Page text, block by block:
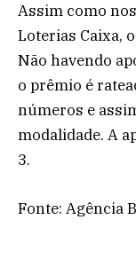
Assim como
Loterias Caixa,
Não havendo
o prêmio é
números e
modalidade. A
3.
Fonte: Agência